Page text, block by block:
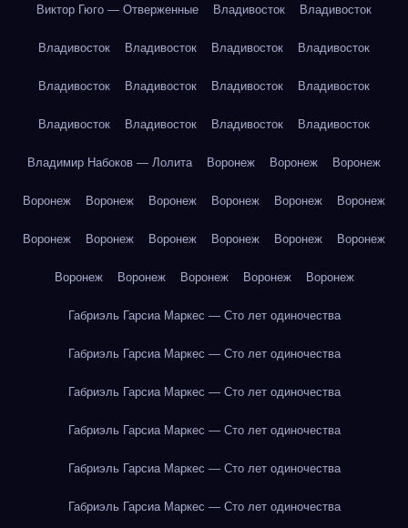
Виктор Гюго — Отверженные Владивосток Владивосток
Владивосток Владивосток Владивосток Владивосток
Владивосток Владивосток Владивосток Владивосток
Владивосток Владивосток Владивосток Владивосток
Владимир Набоков — Лолита Воронеж Воронеж Воронеж
Воронеж Воронеж Воронеж Воронеж Воронеж Воронеж
Воронеж Воронеж Воронеж Воронеж Воронеж Воронеж
Воронеж Воронеж Воронеж Воронеж Воронеж
Габриэль Гарсиа Маркес — Сто лет одиночества
Габриэль Гарсиа Маркес — Сто лет одиночества
Габриэль Гарсиа Маркес — Сто лет одиночества
Габриэль Гарсиа Маркес — Сто лет одиночества
Габриэль Гарсиа Маркес — Сто лет одиночества
Габриэль Гарсиа Маркес — Сто лет одиночества